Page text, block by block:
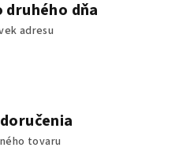
druhého dňa
adresu
tovaru